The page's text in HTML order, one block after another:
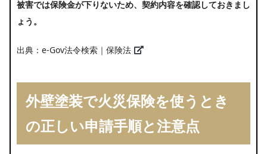
被害では保険金が下りないため、契約内容を確認しておきまし
ょう。
出典： e-Gov法令検索｜保険法
外壁塗装で火災保険を使うとき
の正しい申請手順と注意点